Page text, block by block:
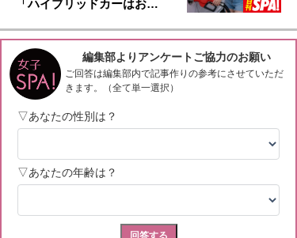
「ハイブリッドカーはお…